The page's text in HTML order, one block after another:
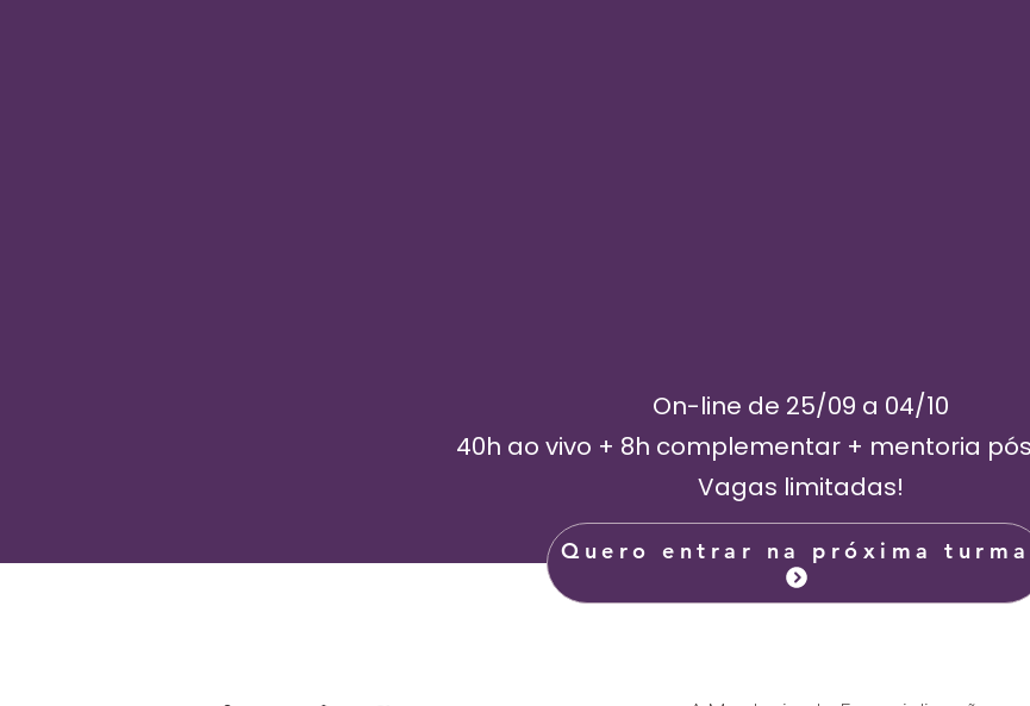
On-line de 25/09 a 04/10
40h ao vivo + 8h complementar + mentoria
Vagas limitadas!
Quero entrar na próxima turma